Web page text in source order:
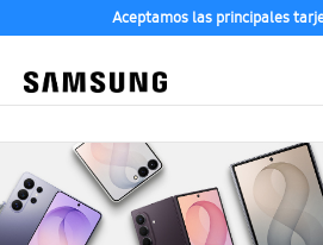
Aceptamos las principales